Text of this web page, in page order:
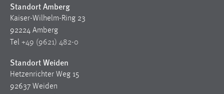
Standort Amberg
Kaiser-Wilhelm-Ring 23
92224 Amberg
Tel +49 (9621) 482-0
Standort Weiden
Hetzenrichter Weg 15
92637 Weiden
5e9dbeb1811c0446 = Sitzungslaufzeit, mibew_locale = 3
Jahre, MIBEW_UserID = 1 Jahr
Name:
fe_user, be_user, be_lastLoginProvider